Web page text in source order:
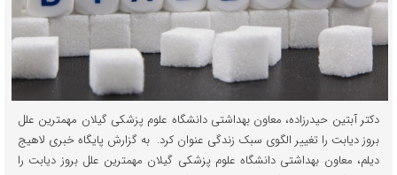
دکتر آبتین حیدرزاده، معاون بهداشتی دانشگاه علوم پزشکی گیلان مهمترین علل
بروز دیابت را تغییر الگوی سبک زندگی عنوان کرد. به گزارش پایگاه خبری لاهیج
دیلم، معاون بهداشتی دانشگاه علوم پزشکی گیلان مهمترین علل بروز دیابت را